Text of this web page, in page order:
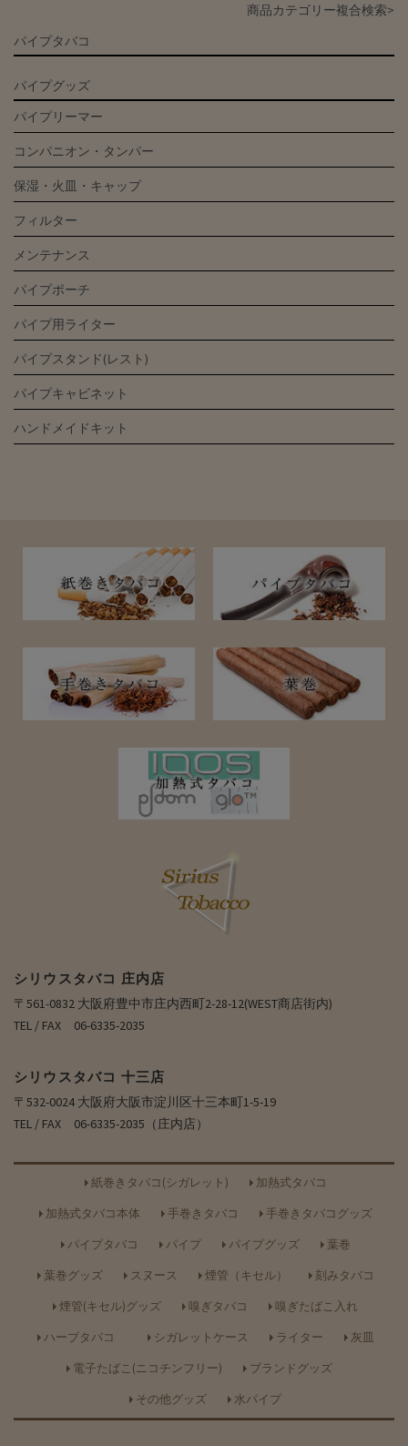
商品カテゴリー複合検索>
パイプタバコ
パイプグッズ
パイプリーマー
コンパニオン・タンパー
保湿・火皿・キャップ
フィルター
メンテナンス
パイプポーチ
パイプ用ライター
パイプスタンド(レスト)
パイプキャビネット
ハンドメイドキット
シリウスタバコ 庄内店
〒561-0832 大阪府豊中市庄内西町2-28-12(WEST商店街内)
TEL / FAX 06-6335-2035
シリウスタバコ 十三店
〒532-0024 大阪府大阪市淀川区十三本町1-5-19
TEL / FAX 06-6335-2035（庄内店）
紙巻きタバコ(シガレット)
加熱式タバコ
加熱式タバコ本体
手巻きタバコ
手巻きタバコグッズ
パイプタバコ
パイプ パイプグッズ
葉巻
葉巻グッズ
スヌース 煙管（キセル）
刻みタバコ
煙管(キセル)グッズ
嗅ぎタバコ
嗅ぎたばこ入れ
ハーブタバコ
シガレットケース ライター
灰皿
電子たばこ(ニコチンフリー)
ブランドグッズ
その他グッズ
水パイプ